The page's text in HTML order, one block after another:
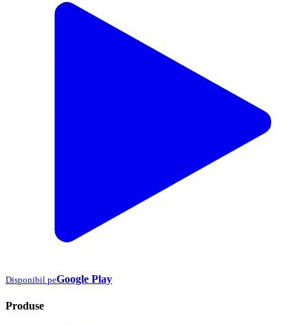
Disponibil peGoogle Play
Produse